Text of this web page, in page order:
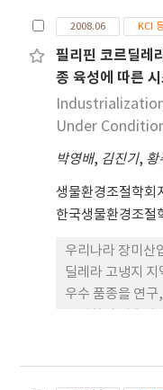
channel using
establishing of
special
Fourth, What
Agriculture and
marketing tool
research is
social network
enhancing
business
2008.06 KCI
필리핀 코르딜레
종 육성에 따른
Under
박영배, 김진기, 황
생물환경조절학회
한국생물환경조절
우리나라 장미산
딜레라 고냉지
우수 품종을 연
다. 절화 내 질적